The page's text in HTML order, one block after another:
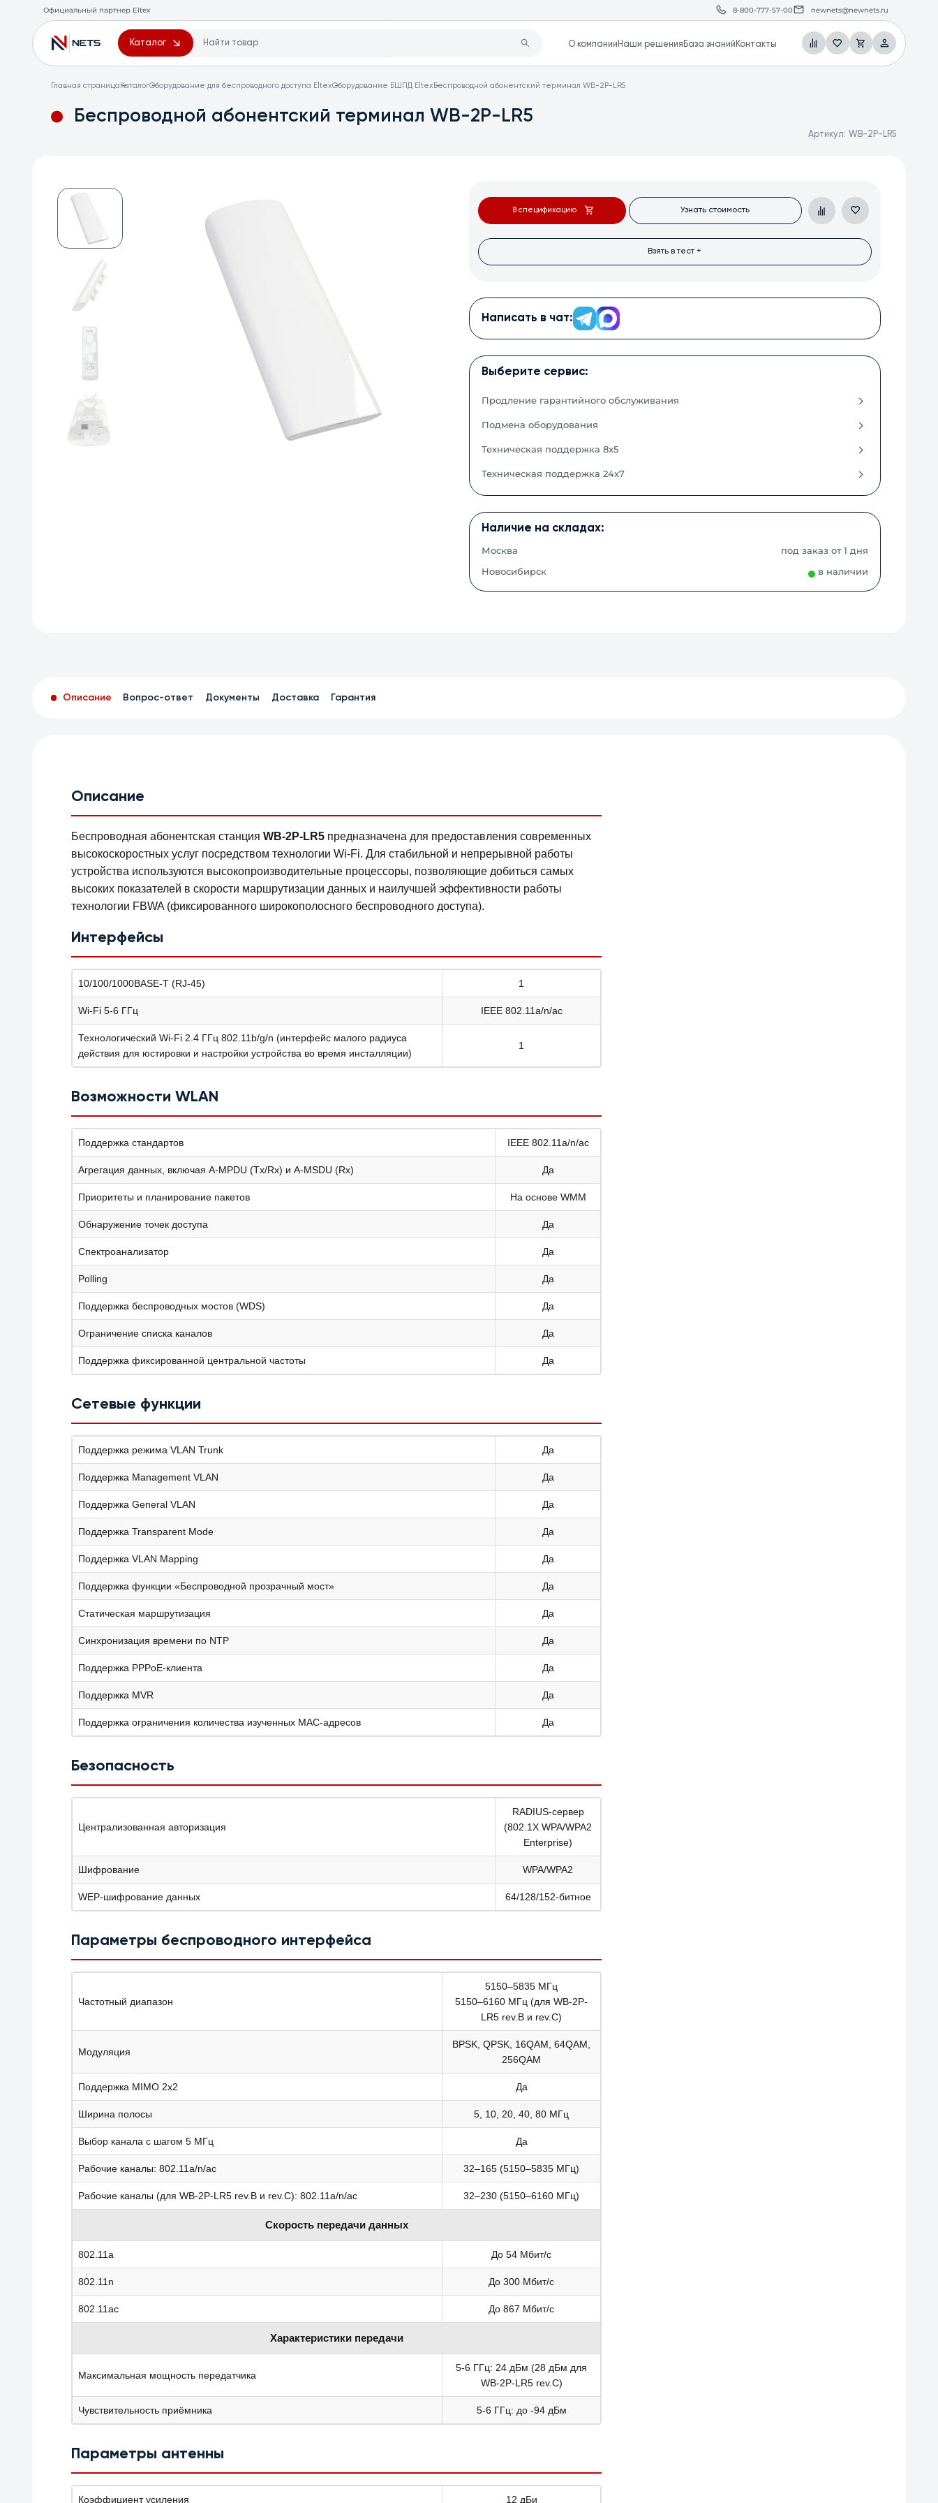
Официальный партнер Eltex 8-800-777-57-00 newnets@newnets.ru
Каталог О компании Наши решения База знаний Контакты
Главная страницаКаталогОборудование для беспроводного доступа EltexОборудование БШПД EltexБеспроводной абонентский терминал WB-2P-LR5
Беспроводной абонентский терминал WB-2P-LR5
Артикул: WB-2P-LR5
В спецификацию Узнать стоимость
Взять в тест +
Написать в чат:
Выберите сервис:
Продление гарантийного обслуживания
Подмена оборудования
Техническая поддержка 8x5
Техническая поддержка 24x7
Наличие на складах:
Москва
под заказ от 1 дня
Новосибирск
в наличии
Описание Вопрос-ответ Документы Доставка Гарантия
Описание
Беспроводная абонентская станцияWB-2P-LR5 предназначена для предоставления современных
высокоскоростных услуг посредством технологии Wi-Fi. Для стабильной и непрерывной работы
устройства используются высокопроизводительные процессоры, позволяющие добиться самых
высоких показателей в скорости маршрутизации данных и наилучшей эффективности работы
технологии FBWA (фиксированного широкополосного беспроводного доступа).
Интерфейсы
10/100/1000BASE-T (RJ-45) 1
Wi-Fi 5-6 ГГц IEEE 802.11a/n/ac
Технологический Wi-Fi 2.4 ГГц 802.11b/g/n (интерфейс малого радиуса
действия для юстировки и настройки устройства во время инсталляции)
1
Возможности WLAN
Поддержка стандартов IEEE 802.11a/n/ac
Агрегация данных, включая A-MPDU (Tx/Rx) и А-MSDU (Rx) Да
Приоритеты и планирование пакетов На основе WMM
Обнаружение точек доступа Да
Спектроанализатор Да
Polling Да
Поддержка беспроводных мостов (WDS) Да
Ограничение списка каналов Да
Поддержка фиксированной центральной частоты Да
Сетевые функции
Поддержка режима VLAN Trunk Да
Поддержка Management VLAN Да
Поддержка General VLAN Да
Поддержка Transparent Mode Да
Поддержка VLAN Mapping Да
Поддержка функции «Беспроводной прозрачный мост» Да
Статическая маршрутизация Да
Синхронизация времени по NTP Да
Поддержка PPPoE-клиента Да
Поддержка MVR Да
Поддержка ограничения количества изученных MAC-адресов Да
Безопасность
Централизованная авторизация
RADIUS-сервер
(802.1X WPA/WPA2
Enterprise)
Шифрование WPA/WPA2
WEP-шифрование данных 64/128/152-битное
Параметры беспроводного интерфейса
Частотный диапазон
5150–5835 МГц
5150–6160 МГц (для WB-2P-
LR5 rev.B и rev.C)
Модуляция
BPSK, QPSK, 16QAM, 64QAM,
256QAM
Поддержка MIMO 2x2 Да
Ширина полосы 5, 10, 20, 40, 80 МГц
Выбор канала с шагом 5 МГц Да
Рабочие каналы: 802.11a/n/ac 32–165 (5150–5835 МГц)
Рабочие каналы (для WB-2P-LR5 rev.B и rev.C): 802.11a/n/ac 32–230 (5150–6160 МГц)
Скорость передачи данных
802.11a До 54 Мбит/с
802.11n До 300 Мбит/с
802.11ac До 867 Мбит/с
Характеристики передачи
Максимальная мощность передатчика
5-6 ГГц: 24 дБм (28 дБм для
WB-2P-LR5 rev.C)
Чувствительность приёмника 5-6 ГГц: до -94 дБм
Параметры антенны
Коэффициент усиления 12 дБи